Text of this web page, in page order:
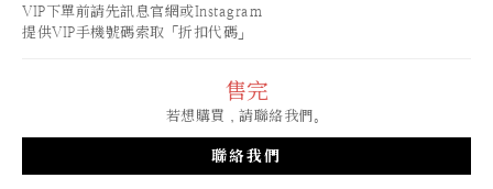
VIP下單前請先訊息官網或Instagram
提供VIP手機號碼索取「折扣代碼」
售完
若想購買，請聯絡我們。
聯絡我們